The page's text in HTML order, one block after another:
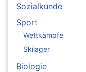
Sozialkunde
Sport
Wettkämpfe
Skilager
Biologie